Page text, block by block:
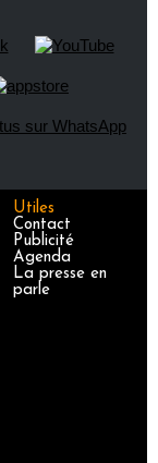
Utiles
Contact
Publicité
Agenda
La presse en
parle